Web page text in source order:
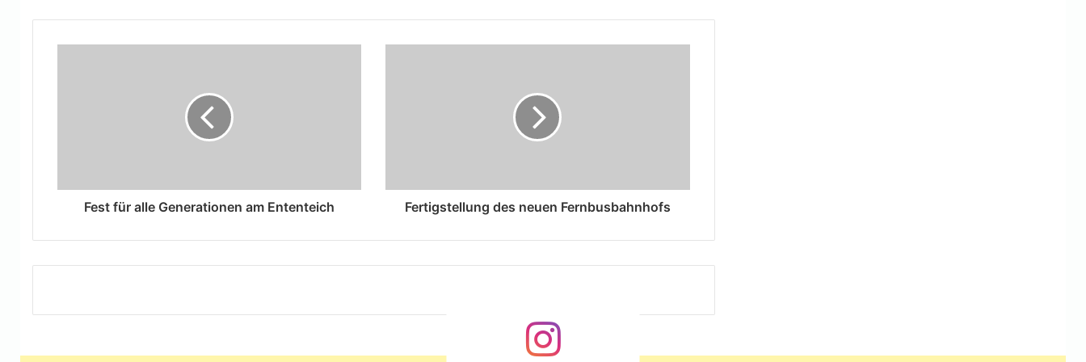
Fest für alle Generationen am Ententeich Fertigstellung des neuen Fernbusbahnhofs